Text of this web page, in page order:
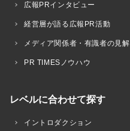
広報PRインタビュー
経営層が語る広報PR活動
メディア関係者・有識者の見解
PR TIMESノウハウ
レベルに合わせて探す
イントロダクション